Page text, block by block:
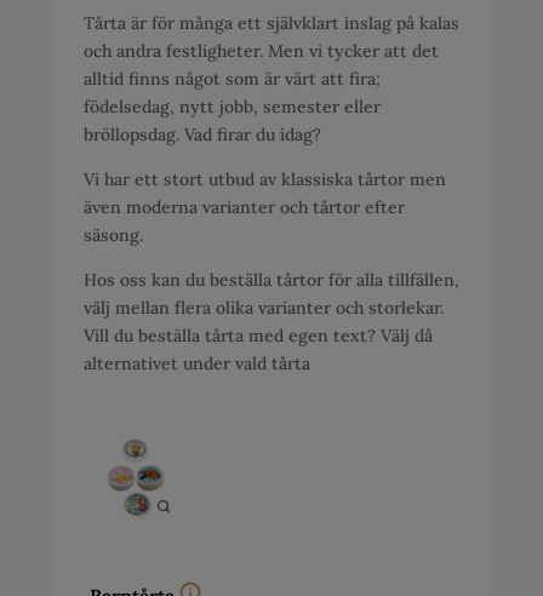
Tårta är för många ett självklart inslag på kalas
och andra festligheter. Men vi tycker att det
alltid finns något som är värt att fira;
födelsedag, nytt jobb, semester eller
bröllopsdag. Vad firar du idag?
Vi har ett stort utbud av klassiska tårtor men
även moderna varianter och tårtor efter
säsong.
Hos oss kan du beställa tårtor för alla tillfällen,
välj mellan flera olika varianter och storlekar.
Vill du beställa tårta med egen text? Välj då
alternativet under vald tårta